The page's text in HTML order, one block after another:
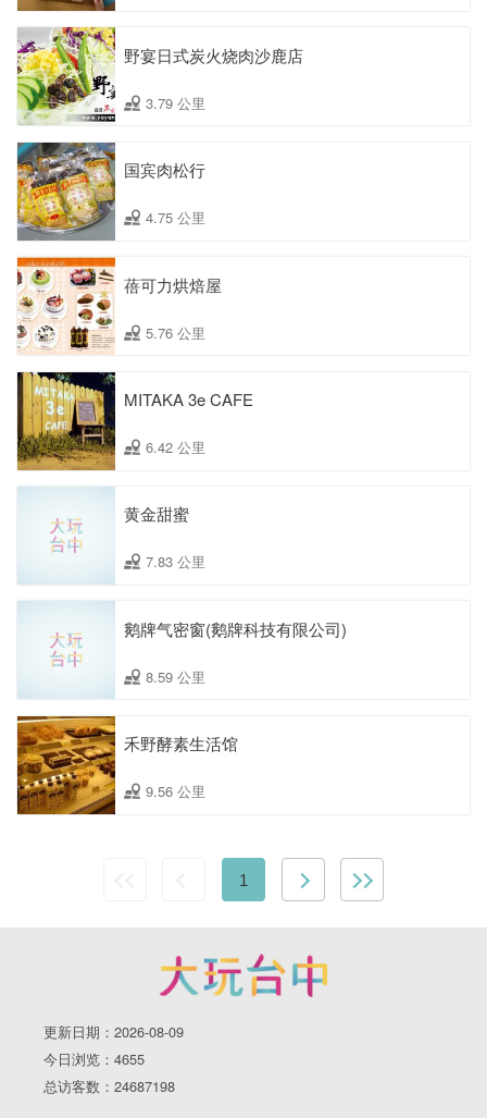
野宴日式炭火烧肉沙鹿店
3.79 公里
国宾肉松行
4.75 公里
蓓可力烘焙屋
5.76 公里
MITAKA 3e CAFE
6.42 公里
黄金甜蜜
7.83 公里
鹅牌气密窗(鹅牌科技有限公司)
8.59 公里
禾野酵素生活馆
9.56 公里
1
更新日期：2026-08-09
今日浏览：4655
总访客数：24687198